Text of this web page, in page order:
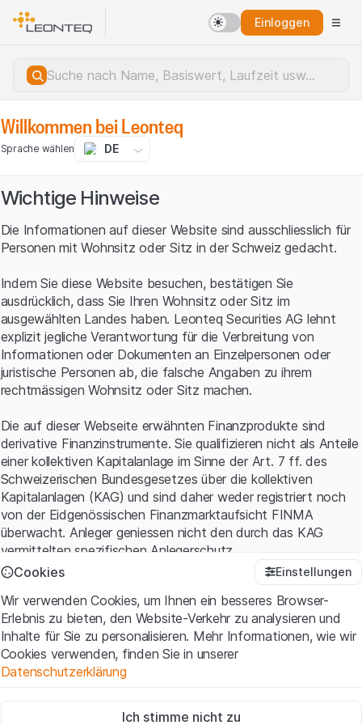
Einloggen
Serverfehler.
Willkommen bei Leonteq
Sprache wählen DE
Wichtige Hinweise
Die Informationen auf dieser Website sind ausschliesslich für
Personen mit Wohnsitz oder Sitz in der Schweiz gedacht.
Indem Sie diese Website besuchen, bestätigen Sie
ausdrücklich, dass Sie Ihren Wohnsitz oder Sitz im
ausgewählten Landes haben. Leonteq Securities AG lehnt
explizit jegliche Verantwortung für die Verbreitung von
Informationen oder Dokumenten an Einzelpersonen oder
juristische Personen ab, die falsche Angaben zu ihrem
rechtmässigen Wohnsitz oder Sitz machen.
Die auf dieser Webseite erwähnten Finanzprodukte sind
derivative Finanzinstrumente. Sie qualifizieren nicht als Anteile
einer kollektiven Kapitalanlage im Sinne der Art. 7 ff. des
Schweizerischen Bundesgesetzes über die kollektiven
Kapitalanlagen (KAG) und sind daher weder registriert noch
von der Eidgenössischen Finanzmarktaufsicht FINMA
überwacht. Anleger geniessen nicht den durch das KAG
vermittelten spezifischen Anlegerschutz.
Mit dem Zugriff auf diese Website der Leonteq Securities AG
(die "Website") erklären Sie, dass Sie die rechtlichen
Informationen und die wichtigen Hinweise und
Nutzungsbedingungenverstanden haben und akzeptieren.
Wenn Sie mit den Nutzungsbedingungen nicht einverstanden
Cookies Einstellungen
Wir verwenden Cookies, um Ihnen ein besseres Browser-
Erlebnis zu bieten, den Website-Verkehr zu analysieren und
Inhalte für Sie zu personalisieren. Mehr Informationen, wie wir
Cookies verwenden, finden Sie in unserer
Datenschutzerklärung
Diese Cookies sind für die Website erforderlich und können nicht
Ich stimme nicht zu